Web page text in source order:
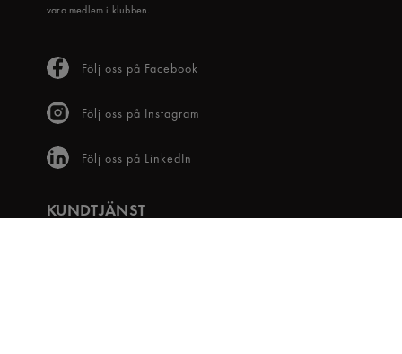
vara medlem i klubben.
Följ oss på Facebook
Följ oss på Instagram
Följ oss på LinkedIn
KUNDTJÄNST